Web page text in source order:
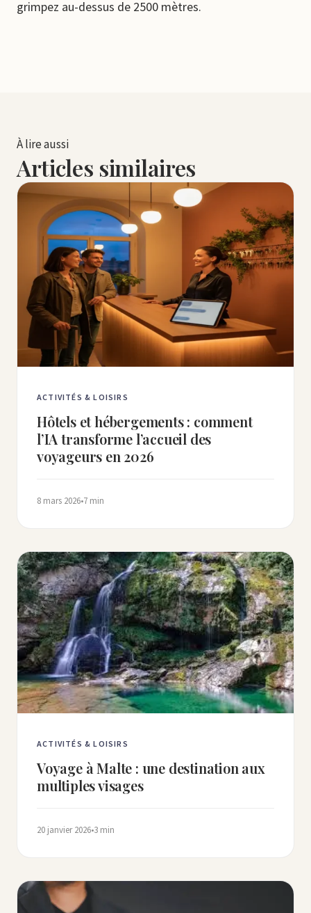
grimpez au-dessus de 2500 mètres.
À lire aussi
Articles similaires
ACTIVITÉS & LOISIRS
Hôtels et hébergements : comment
l’IA transforme l’accueil des
voyageurs en 2026
8 mars 2026•7 min
ACTIVITÉS & LOISIRS
Voyage à Malte : une destination aux
multiples visages
20 janvier 2026•3 min